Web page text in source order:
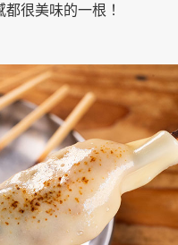
很美味的一根！